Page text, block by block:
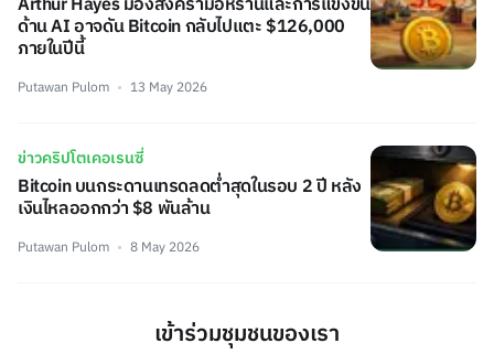
ด้าน AI อาจดัน Bitcoin กลับไปแตะ $126,000
ภายในปีนี้
Putawan Pulom 13 May 2026
ข่าวคริปโตเคอเรนซี่
Bitcoin บนกระดานเทรดลดต่ำสุดในรอบ 2 ปี หลัง
เงินไหลออกกว่า $8 พันล้าน
Putawan Pulom 8 May 2026
เข้าร่วมชุมชนของเรา